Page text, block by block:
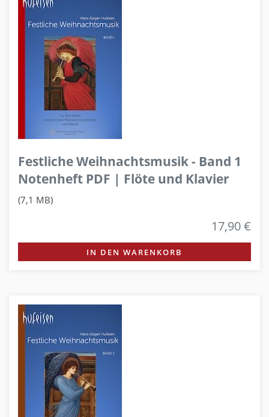
Festliche Weihnachtsmusik - Band 1
Notenheft PDF | Flöte und Klavier
(7,1 MB)
17,90 €
IN DEN WARENKORB